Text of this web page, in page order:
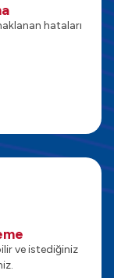
hataları
ve istediğiniz